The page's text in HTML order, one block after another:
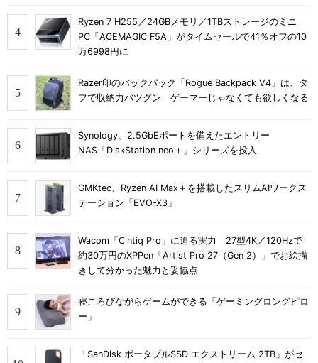
Ryzen 7 H255／24GBメモリ／1TBストレージのミニ
PC「ACEMAGIC F5A」がタイムセールで41％オフの10
万6998円に
Razer印のバックパック「Rogue Backpack V4」は、タ
フで収納力バツグン ゲーマーじゃなくても欲しくなる
Synology、2.5GbEポートを備えたエントリー
NAS「DiskStation neo＋」シリーズを投入
GMKtec、Ryzen AI Max＋を搭載したスリムAIワークス
テーション「EVO-X3」
Wacom「Cintiq Pro」に迫る実力 27型4K／120Hzで
約30万円のXPPen「Artist Pro 27（Gen 2）」でお絵描
きして分かった魅力と妥協点
寝ころびながらゲームができる「ゲーミングロングピロ
ー」
「SanDisk ポータブルSSD エクストリーム 2TB」がセ